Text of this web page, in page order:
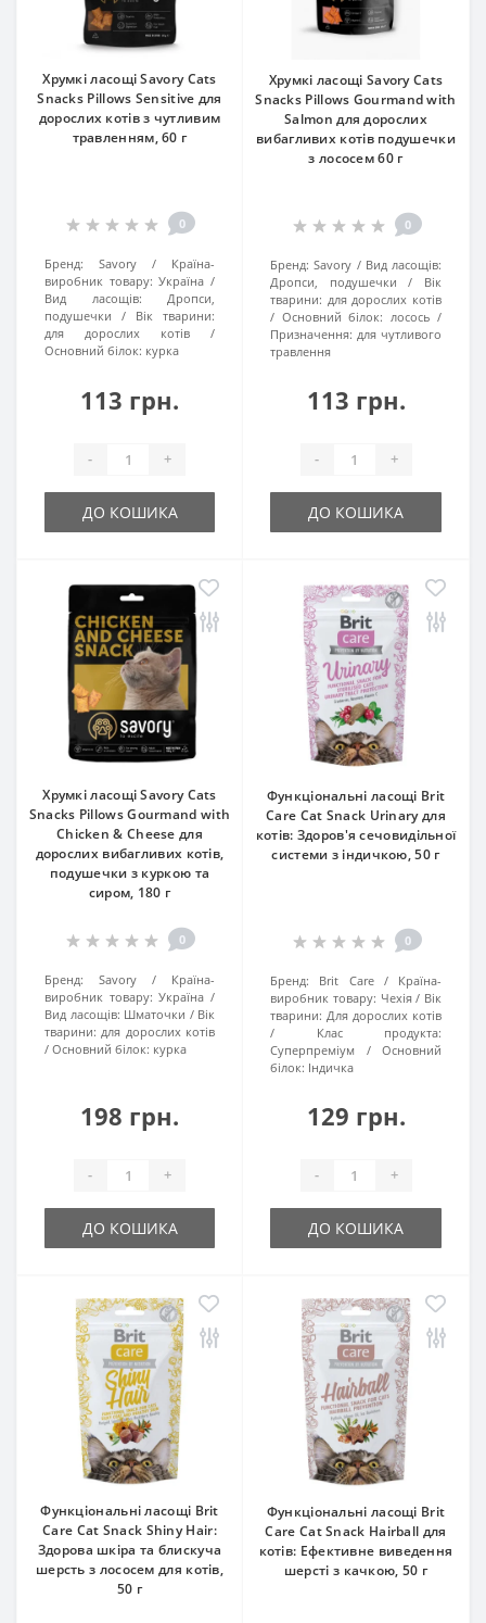
Хрумкі ласощі Savory Cats
Snacks Pillows Sensitive для
дорослих котів з чутливим
травленням, 60 г
0
Бренд: Savory
Країна-
виробник товару: Україна
Вид ласощів:
Дропси,
подушечки
Вік тварини:
для дорослих котів
Основний білок: курка
113 грн.
- +
ДО КОШИКА
Хрумкі ласощі Savory Cats
Snacks Pillows Gourmand with
Salmon для дорослих
вибагливих котів подушечки
з лососем 60 г
0
Бренд: Savory
Вид ласощів:
Дропси, подушечки
Вік
тварини: для дорослих котів
Основний білок: лосось
Призначення: для чутливого
травлення
113 грн.
- +
ДО КОШИКА
Хрумкі ласощі Savory Cats
Snacks Pillows Gourmand with
Chicken & Cheese для
дорослих вибагливих котів,
подушечки з куркою та
сиром, 180 г
0
Бренд: Savory
Країна-
виробник товару: Україна
Вид ласощів: Шматочки
Вік
тварини: для дорослих котів
Основний білок: курка
198 грн.
- +
ДО КОШИКА
Функціональні ласощі Brit
Care Cat Snack Urinary для
котів: Здоров'я сечовидільної
системи з індичкою, 50 г
0
Бренд: Brit Care
Країна-
виробник товару: Чехія
Вік
тварини: Для дорослих котів
Клас продукта:
Суперпреміум
Основний
білок: Індичка
129 грн.
- +
ДО КОШИКА
Функціональні ласощі Brit
Care Cat Snack Shiny Hair:
Здорова шкіра та блискуча
шерсть з лососем для котів,
50 г
Функціональні ласощі Brit
Care Cat Snack Hairball для
котів: Ефективне виведення
шерсті з качкою, 50 г